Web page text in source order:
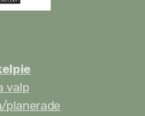
valp
planerade